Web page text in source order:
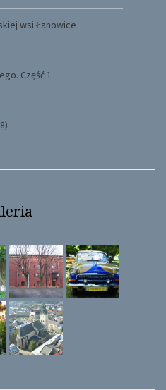
wsi Łanowice
Część 1